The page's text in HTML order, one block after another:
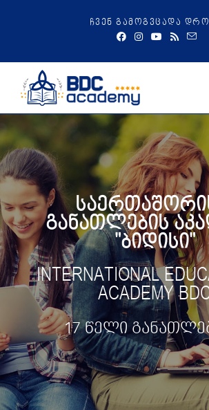
ჩვენ გამოგვცადა
განათლების
"ბიდისი"
INTERNATIONAL
ACADEMY
17 წელი